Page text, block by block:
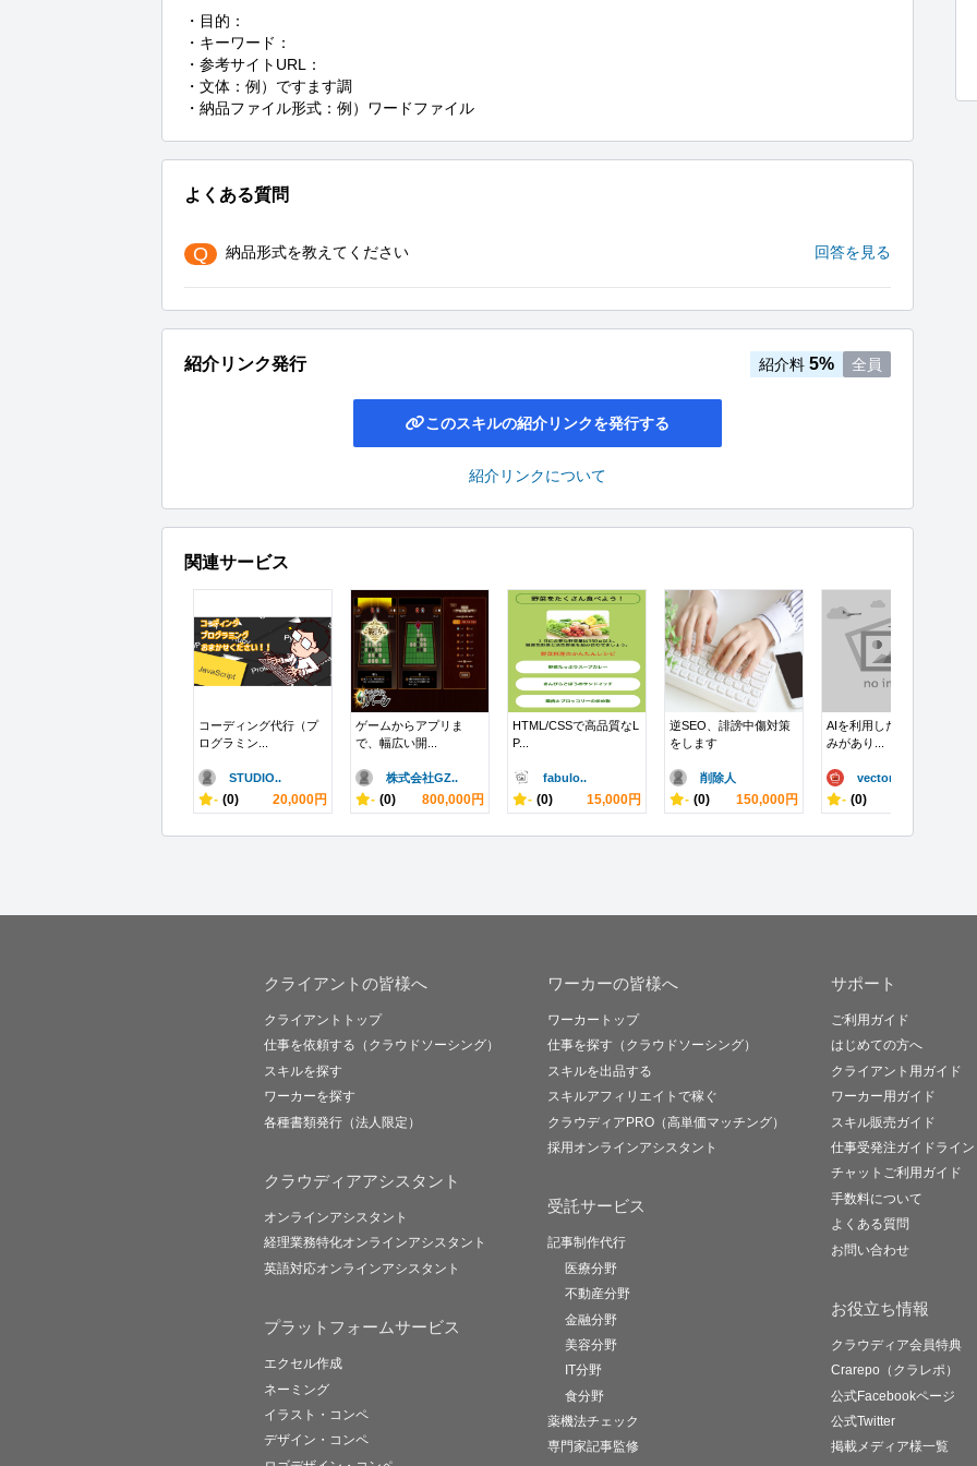
・目的：
・キーワード：
・参考サイトURL：
・文体：例）ですます調
・納品ファイル形式：例）ワードファイル
よくある質問
Q 納品形式を教えてください 回答を見る
紹介リンク発行 紹介料 5% 全員
このスキルの紹介リンクを発行する
紹介リンクについて
関連サービス
コーディング代行（プ
ログラミン...
STUDIO..
- (0) 20,000円
ゲームからアプリま
で、幅広い開...
株式会社GZ..
- (0) 800,000円
HTML/CSSで高品質なL
P...
fabulo..
- (0) 15,000円
逆SEO、誹謗中傷対策
をします
削除人
- (0) 150,000円
AIを利用した開発に強
みがあり...
vector..
- (0)
クライアントの皆様へ
クライアントトップ
仕事を依頼する（クラウドソーシング）
スキルを探す
ワーカーを探す
各種書類発行（法人限定）
クラウディアアシスタント
オンラインアシスタント
経理業務特化オンラインアシスタント
英語対応オンラインアシスタント
プラットフォームサービス
エクセル作成
ネーミング
イラスト・コンペ
デザイン・コンペ
ワーカーの皆様へ
ワーカートップ
仕事を探す（クラウドソーシング）
スキルを出品する
スキルアフィリエイトで稼ぐ
クラウディアPRO（高単価マッチング）
採用オンラインアシスタント
受託サービス
記事制作代行
医療分野
不動産分野
金融分野
美容分野
IT分野
食分野
薬機法チェック
専門家記事監修
サポート
ご利用ガイド
はじめての方へ
クライアント用ガイド
ワーカー用ガイド
スキル販売ガイド
仕事受発注ガイドライン
チャットご利用ガイド
手数料について
よくある質問
お問い合わせ
お役立ち情報
クラウディア会員特典
Crarepo（クラレポ）
公式Facebookページ
公式Twitter
掲載メディア様一覧